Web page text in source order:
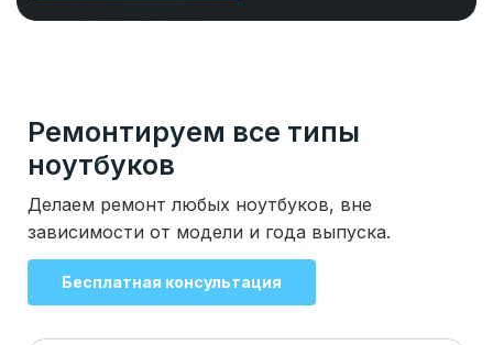
Ремонтируем все типы
ноутбуков
Делаем ремонт любых ноутбуков, вне
зависимости от модели и года выпуска.
Бесплатная консультация